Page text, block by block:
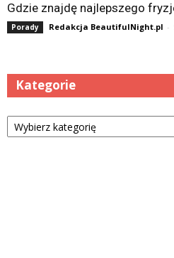
Gdzie znajdę najlepszego
Porady Redakcja BeautifulNight.pl -
Kategorie
Kategorie